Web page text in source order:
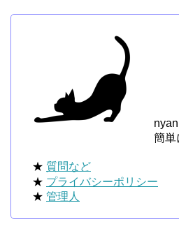
簡単
★ 質問など
★ プライバシーポリシー
★ 管理人